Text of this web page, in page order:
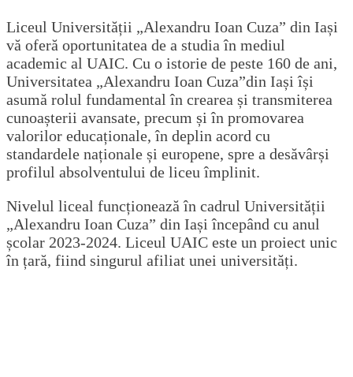
Liceul Universității „Alexandru Ioan Cuza” din Iași
vă oferă oportunitatea de a studia în mediul
academic al UAIC. Cu o istorie de peste 160 de ani,
Universitatea „Alexandru Ioan Cuza”din Iași își
asumă rolul fundamental în crearea și transmiterea
cunoașterii avansate, precum și în promovarea
valorilor educaționale, în deplin acord cu
standardele naționale și europene, spre a desăvârși
profilul absolventului de liceu împlinit.
Nivelul liceal funcționează în cadrul Universității
„Alexandru Ioan Cuza” din Iași începând cu anul
școlar 2023-2024. Liceul UAIC este un proiect unic
în țară, fiind singurul afiliat unei universități.